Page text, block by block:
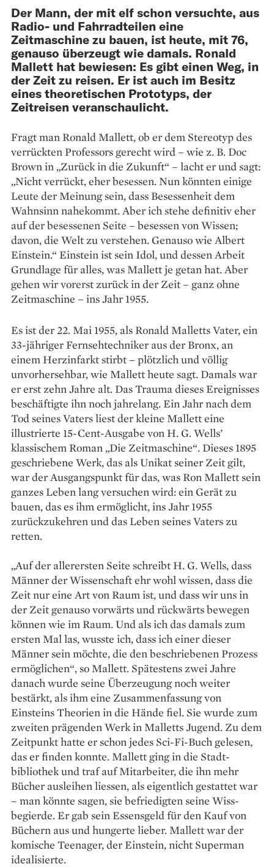
Der Mann, der mit elf schon versuchte, aus
Radio- und Fahrrad­teilen eine
Zeitmaschine zu bauen, ist heute, mit 76,
genauso überzeugt wie damals. Ronald
Mallett hat bewiesen: Es gibt einen Weg, in
der Zeit zu reisen. Er ist auch im Besitz
eines theoretischen Prototyps, der
Zeitreisen veranschaulicht.
Fragt man Ronald Mallett, ob er dem Stereotyp des
verrückten Professors gerecht wird – wie z. B. Doc
Brown in „Zurück in die Zukunft“ – lacht er und sagt:
„Nicht verrückt, eher besessen. Nun könnten einige
Leute der Meinung sein, dass Besessenheit dem
Wahnsinn nahekommt. Aber ich stehe definitiv eher
auf der besessenen Seite – ­besessen von Wissen;
davon, die Welt zu ver­stehen. Genauso wie Albert
Einstein.“ Einstein ist sein Idol, und dessen Arbeit
Grundlage für alles, was Mallett je getan hat. Aber
gehen wir vorerst zurück in der Zeit – ganz ohne
Zeitmaschine – ins Jahr 1955.
Es ist der 22. Mai 1955, als Ro­nald Malletts Vater, ein
33-jähriger Fernsehtechniker aus der Bronx, an
einem Herzinfarkt stirbt – plötzlich und völlig
unvorhersehbar, wie Mallett heute sagt. Damals war
er erst zehn Jahre alt. Das Trauma dieses Ereignisses
beschäftigte ihn noch jahrelang. Ein Jahr nach dem
Tod seines Vaters liest der kleine Mallett eine
illustrierte 15-Cent-Ausgabe von H. G. Wells’
klassischem Roman „Die Zeitmaschine“. Dieses 1895
geschriebene Werk, das als Unikat seiner Zeit gilt,
war der Ausgangspunkt für das, was Ron Mallett sein
ganzes Leben lang versuchen wird: ein Gerät zu
bauen, das es ihm ermöglicht, ins Jahr 1955
zurückzukehren und das Leben seines Vaters zu
retten.
„Auf der allerersten Seite schreibt H. G. Wells, dass
Männer der Wissenschaft ehr wohl wissen, dass die
Zeit nur eine Art von Raum ist, und dass wir uns in
der Zeit genauso vorwärts und rückwärts bewegen
können wie im Raum. Und als ich das damals zum
ersten Mal las, wusste ich, dass ich einer dieser
Männer sein möchte, die den beschriebenen Prozess
ermöglichen“, so Mallett. Spätestens zwei Jahre
danach wurde seine Überzeugung noch weiter
bestärkt, als ihm eine Zusammenfassung von
Einsteins Theorien in die Hände fiel. Sie wurde zum
zweiten prägenden Werk in Malletts Jugend. Zu dem
Zeitpunkt hatte er schon jedes Sci-Fi-Buch gelesen,
das er finden konnte. Mallett ging in die Stadt­
bibliothek und traf auf Mit­arbeiter, die ihn mehr
Bücher ausleihen liessen, als eigentlich gestattet war
– man könnte sagen, sie befriedigten seine Wiss­
begierde. Er gab sein Essensgeld für den Kauf von
Büchern aus und hungerte lieber. Mallett war der
komische Teenager, der Einstein, nicht Superman
idealisierte.